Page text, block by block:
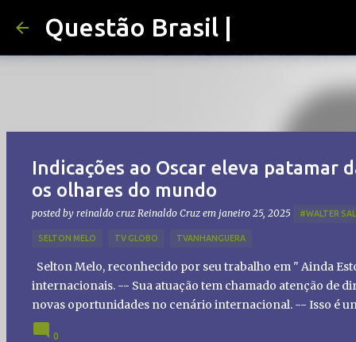
Questão Brasil |
Indicações ao Oscar eleva
os olhares do mundo
posted by reinaldo cruz Reinaldo Cruz em janeiro 25, 2025 #WALTER
SELTON MELO TV GLOBO TVANHANGUERA
Selton Melo, reconhecido por seu trabalho em " Ainda
internacionais. -- Sua atuação tem chamado atenção de
novas oportunidades no cenário internacional. -- Isso é
global!
0